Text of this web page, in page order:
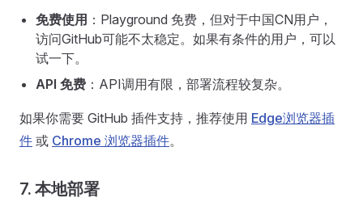
免费使用 ：Playground 免费，但对于中国CN用户，
访问GitHub可能不太稳定。如果有条件的用户，可以
试一下。
API 免费 ：API调用有限，部署流程较复杂。
如果你需要 GitHub 插件支持，推荐使用 Edge浏览器插
件 或 Chrome 浏览器插件。
7. 本地部署